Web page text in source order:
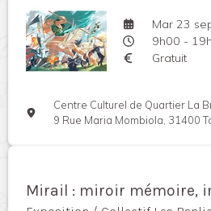
Mar 23
9h00 -
Gratuit
Centre Culturel de Quartier La
9 Rue Maria Mombiola, 31400
Mirail : miroir mémoire,